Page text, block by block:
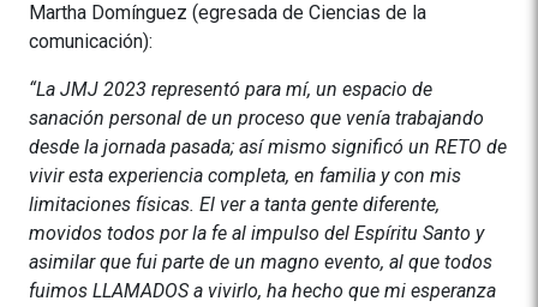
Martha Domínguez (egresada de Ciencias de la
comunicación):
“La JMJ 2023 representó para mí, un espacio de
sanación personal de un proceso que venía trabajando
desde la jornada pasada; así mismo significó un RETO de
vivir esta experiencia completa, en familia y con mis
limitaciones físicas. El ver a tanta gente diferente,
movidos todos por la fe al impulso del Espíritu Santo y
asimilar que fui parte de un magno evento, al que todos
fuimos LLAMADOS a vivirlo, ha hecho que mi esperanza